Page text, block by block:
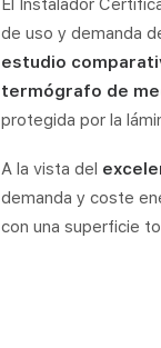
El Instalador
de uso y demanda
estudio
termógrafo de
protegida por la
A la vista del
demanda y coste
con una superficie